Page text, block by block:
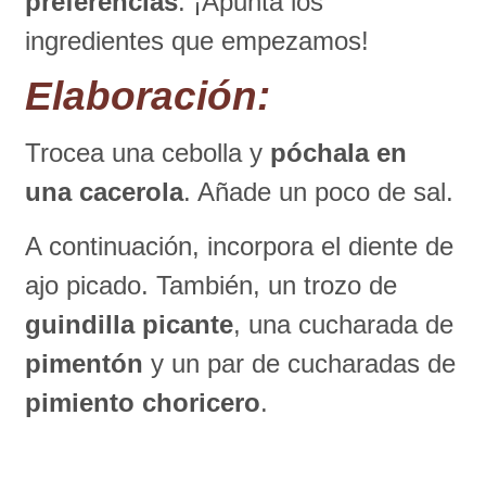
ingredientes que empezamos!
Elaboración:
Trocea una cebolla y póchala en
una cacerola. Añade un poco de sal.
A continuación, incorpora el diente de
ajo picado. También, un trozo de
guindilla picante, una cucharada de
pimentón y un par de cucharadas de
pimiento choricero.